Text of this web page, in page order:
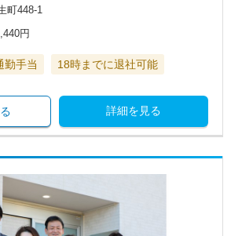
町448-1
円
勤手当 18時までに退社可能
詳細を見る